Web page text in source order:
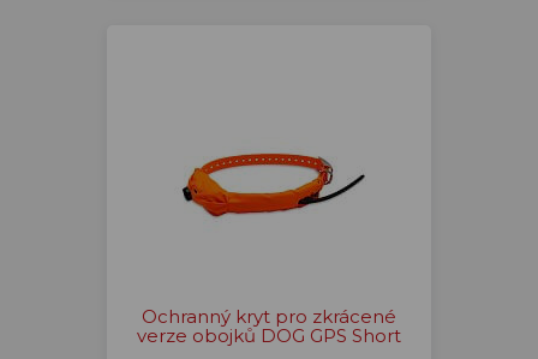
Ochranný kryt pro zkrácené
verze obojků DOG GPS Short